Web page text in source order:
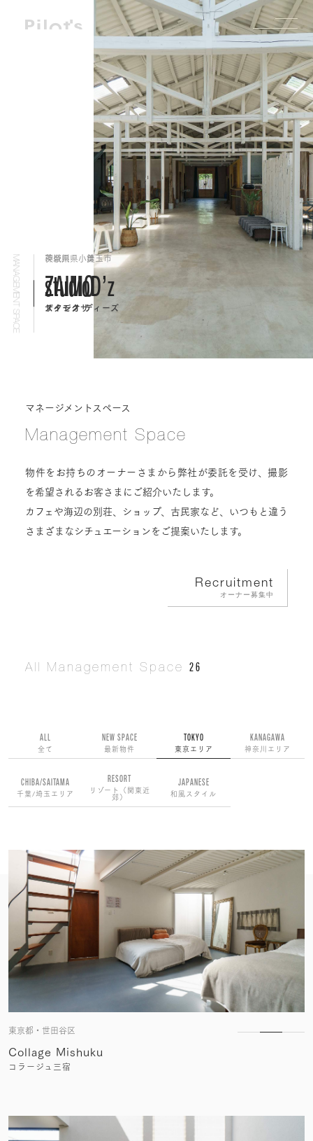
ザイモクザ ハウス
茨城県 小美玉市
studioD’z
スタジオ ディーズ
コラージュ三宿
MANAGEMENT SPACE
マネージメントスペース
Management Space
物件をお持ちのオーナーさまから弊社が委託を受け、撮影
を希望されるお客さまにご紹介いたします。
カフェや海辺の別荘、ショップ、古民家など、いつもと違う
さまざまなシチュエーションをご提案いたします。
Recruitment
オーナー募集中
All Management Space 26
ALL
全て
NEW SPACE
最新物件
TOKYO
東京エリア
KANAGAWA
神奈川エリア
CHIBA/SAITAMA
千葉/埼玉エリア
RESORT
リゾート（関東近
郊）
JAPANESE
和風スタイル
東京都・世田谷区
Collage Mishuku
コラージュ三宿